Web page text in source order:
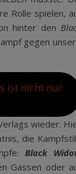
Rolle spielen,
hinter den
gegen
ist nicht nur
wieder.
die
Black
Gassen oder